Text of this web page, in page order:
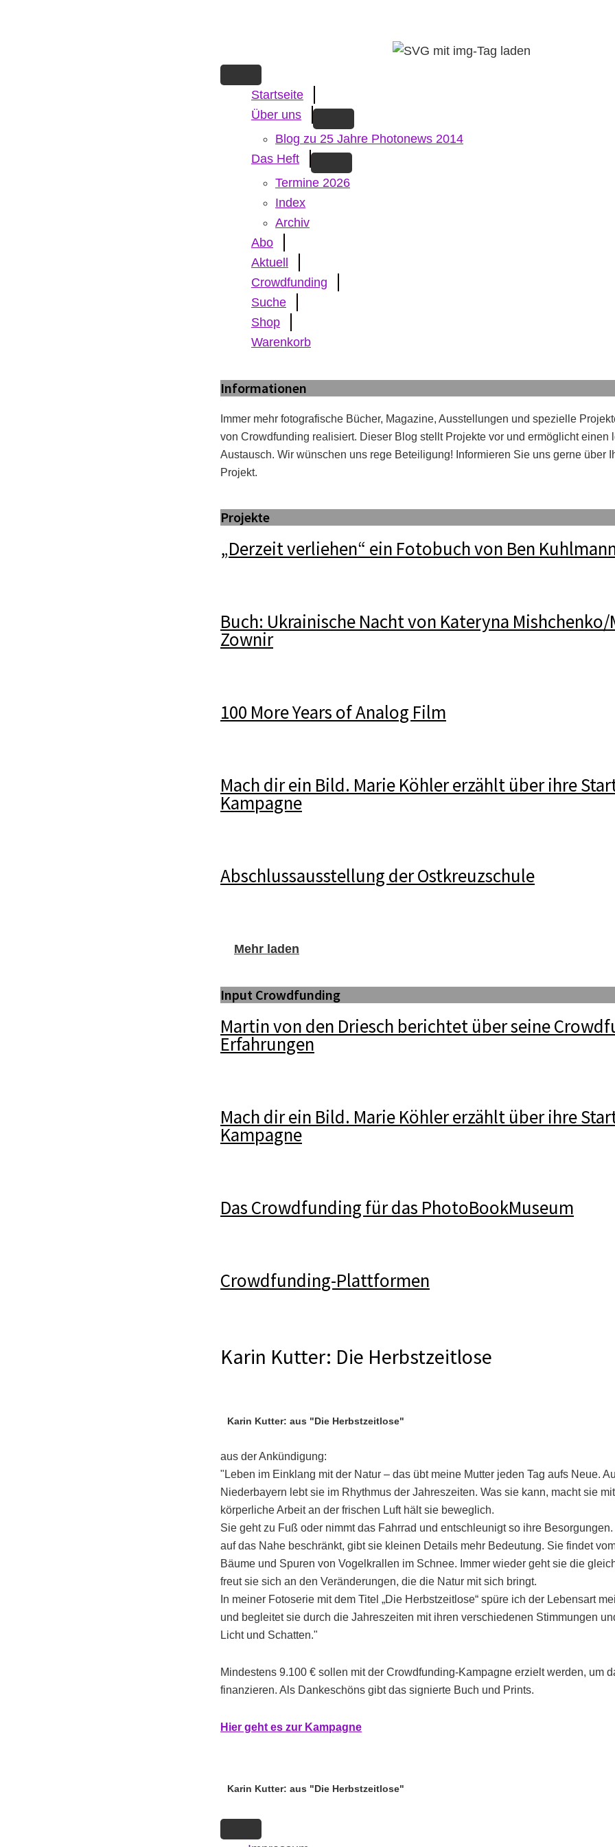
Startseite
Über uns
Blog zu 25 Jahre Photonews 2014
Das Heft
Termine 2026
Index
Archiv
Abo
Aktuell
Crowdfunding
Suche
Shop
Warenkorb
Informationen
Immer mehr fotografische Bücher, Magazine, Ausstellungen und spezielle
von Crowdfunding realisiert. Dieser Blog stellt Projekte vor und ermöglicht einen
Austausch. Wir wünschen uns rege Beteiligung! Informieren Sie uns gerne über
Projekt.
Projekte
„Derzeit verliehen“ ein Fotobuch von Ben
Buch: Ukrainische Nacht von Kateryna
Zownir
100 More Years of Analog Film
Mach dir ein Bild. Marie Köhler erzählt über ihre
Kampagne
Abschlussausstellung der Ostkreuzschule
Mehr laden
Input Crowdfunding
Martin von den Driesch berichtet über seine
Erfahrungen
Mach dir ein Bild. Marie Köhler erzählt über ihre
Kampagne
Das Crowdfunding für das PhotoBookMuseum
Crowdfunding-Plattformen
Karin Kutter: Die Herbstzeitlose
Karin Kutter: aus "Die Herbstzeitlose"
aus der Ankündigung:
"Leben im Einklang mit der Natur – das übt meine Mutter jeden Tag aufs Neue.
Niederbayern lebt sie im Rhythmus der Jahreszeiten. Was sie kann, macht sie
körperliche Arbeit an der frischen Luft hält sie beweglich.
Sie geht zu Fuß oder nimmt das Fahrrad und entschleunigt so ihre
auf das Nahe beschränkt, gibt sie kleinen Details mehr Bedeutung. Sie findet
Bäume und Spuren von Vogelkrallen im Schnee. Immer wieder geht sie die
freut sie sich an den Veränderungen, die die Natur mit sich bringt.
In meiner Fotoserie mit dem Titel „Die Herbstzeitlose“ spüre ich der Lebensart
und begleitet sie durch die Jahreszeiten mit ihren verschiedenen Stimmungen
Licht und Schatten."
Mindestens 9.100 € sollen mit der Crowdfunding-Kampagne erzielt werden, um
finanzieren. Als Dankeschöns gibt das signierte Buch und Prints.
Hier geht es zur Kampagne
Karin Kutter: aus "Die Herbstzeitlose"